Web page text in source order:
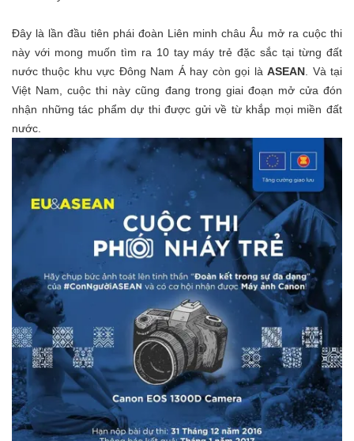
Đây là lần đầu tiên phái đoàn Liên minh châu Âu mở ra cuộc thi
này với mong muốn tìm ra 10 tay máy trẻ đặc sắc tại từng đất
nước thuộc khu vực Đông Nam Á hay còn gọi làASEAN . Và tại
Việt Nam, cuộc thi này cũng đang trong giai đoạn mở cửa đón
nhận những tác phẩm dự thi được gửi về từ khắp mọi miền đất
nước.